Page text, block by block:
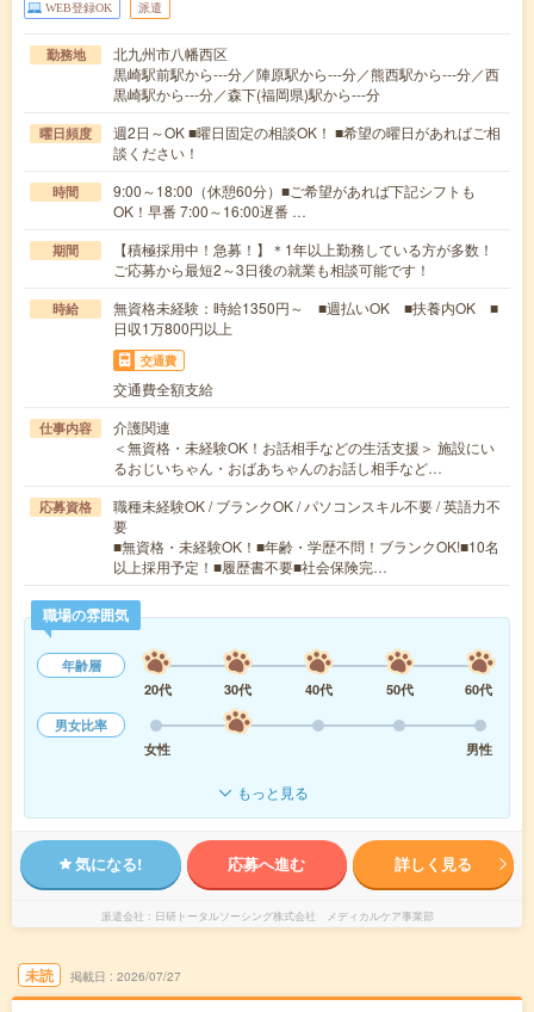
WEB登録OK 派遣
勤務地
北九州市八幡西区
黒崎駅前駅から---分／陣原駅から---分／熊西駅から---分／西
黒崎駅から---分／森下(福岡県)駅から---分
曜日頻度
週2日～OK ■曜日固定の相談OK！ ■希望の曜日があればご相
談ください！
時間
9:00～18:00（休憩60分）■ご希望があれば下記シフトも
OK！早番 7:00～16:00遅番 …
期間
【積極採用中！急募！】＊1年以上勤務している方が多数！
ご応募から最短2～3日後の就業も相談可能です！
時給
無資格未経験：時給1350円～ ■週払いOK ■扶養内OK ■
日収1万800円以上
交通費
交通費全額支給
仕事内容
介護関連
＜無資格・未経験OK！お話相手などの生活支援＞ 施設にい
るおじいちゃん・おばあちゃんのお話し相手など…
応募資格
職種未経験OK / ブランクOK / パソコンスキル不要 / 英語力不
要
■無資格・未経験OK！■年齢・学歴不問！ブランクOK!■10名
以上採用予定！■履歴書不要■社会保険完…
職場の雰囲気
年齢層
20代
30代 40代 50代
60代
男女比率
女性
男性
もっと見る
気になる! 応募へ進む 詳しく見る
派遣会社 日研トータルソーシング株式会社 メディカルケア事業部
未読 掲載日 2026/07/27